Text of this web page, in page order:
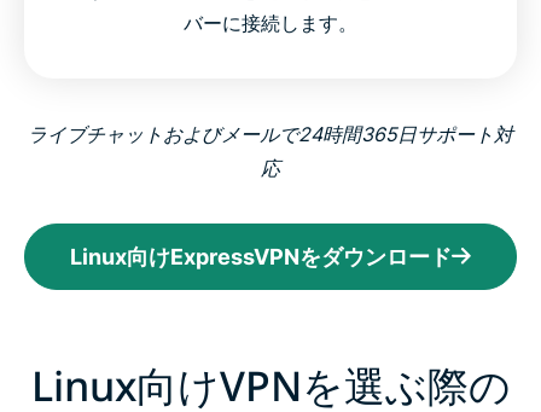
バーに接続します。
ライブチャットおよびメールで24時間365日サポート対
応
Linux向けExpressVPNをダウンロード
Linux向けVPNを選ぶ際の